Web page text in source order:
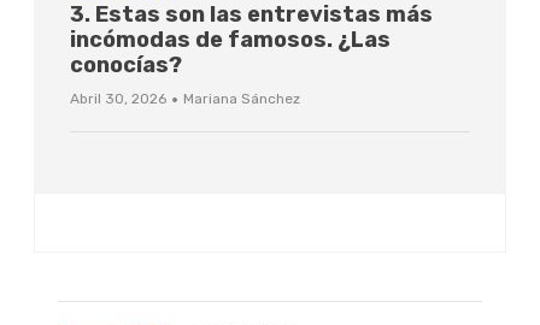
3. Estas son las entrevistas más
incómodas de famosos. ¿Las
conocías?
Abril 30, 2026 · Mariana Sánchez